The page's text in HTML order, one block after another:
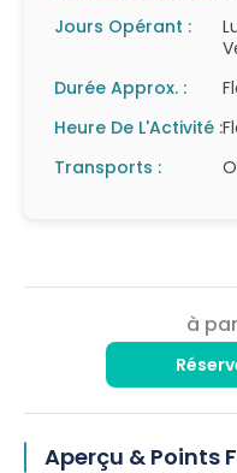
Jours Opérant :
Durée Approx. :
Heure De L'Activité :
Transports :
à
Aperçu & Points